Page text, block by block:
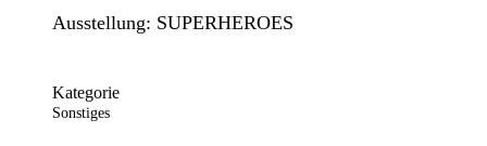
Ausstellung: SUPERHEROES
Kategorie
Sonstiges